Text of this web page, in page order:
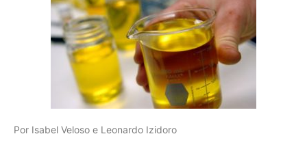
Por Isabel Veloso e Leonardo Izidoro